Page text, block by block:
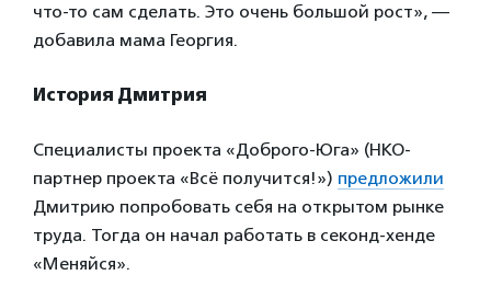
что-то сам сделать. Это очень большой рост», —
добавила мама Георгия.
История Дмитрия
Специалисты проекта «Доброго-Юга» (НКО-
партнер проекта «Всё получится!») предложили
Дмитрию попробовать себя на открытом рынке
труда. Тогда он начал работать в секонд-хенде
«Меняйся».